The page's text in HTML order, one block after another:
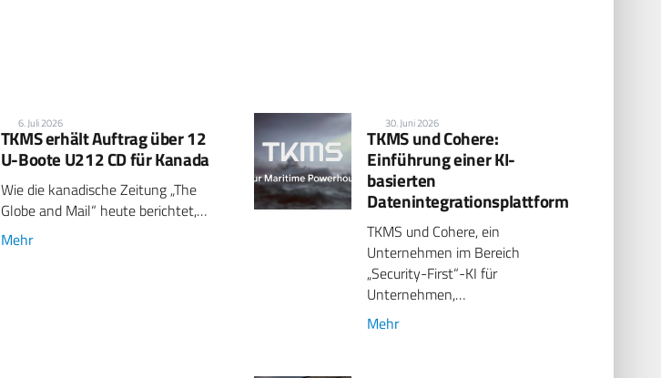
6. Juli 2026
TKMS erhält Auftrag über 12
U-Boote U212 CD für Kanada
Wie die kanadische Zeitung „The
Globe and Mail“ heute berichtet,…
Mehr
30. Juni 2026
TKMS und Cohere:
Einführung einer KI-
basierten
Datenintegrationsplattform
TKMS und Cohere, ein
Unternehmen im Bereich
„Security-First“-KI für
Unternehmen,…
Mehr